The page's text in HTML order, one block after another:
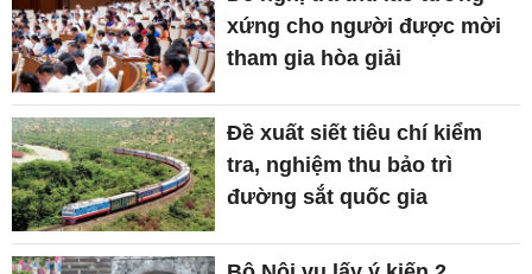
xứng cho người được mời
tham gia hòa giải
Đề xuất siết tiêu chí kiểm
tra, nghiệm thu bảo trì
đường sắt quốc gia